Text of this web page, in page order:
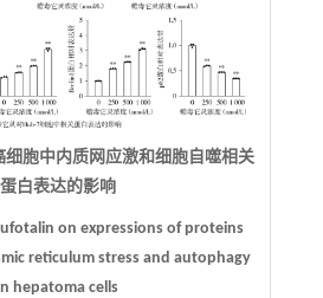
细胞中内质网应激和细胞自噬相关
蛋白表达的影响
on expressions of proteins
reticulum stress and autophagy
hepatoma cells